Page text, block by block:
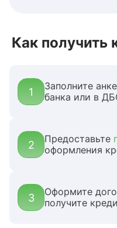
Как получить
1 Заполните
банка или в
2 Предоставьте
оформления
3
Оформите
получите